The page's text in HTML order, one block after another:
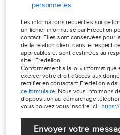
personnelles
Les informations recueillies sur ce
un fichier informatisé par Fredelion
contact. Elles sont conservées pour
de la relation client dans le respect
applicables et sont destinées au
site : Fredelion.
Conformément à la loi « informatique
exercer votre droit d'accès aux
rectifier en contactant Fredelion
ce formulaire. Nous vous informons
d'opposition au démarchage
vous pouvez vous inscrire ici :
Envoyer votre